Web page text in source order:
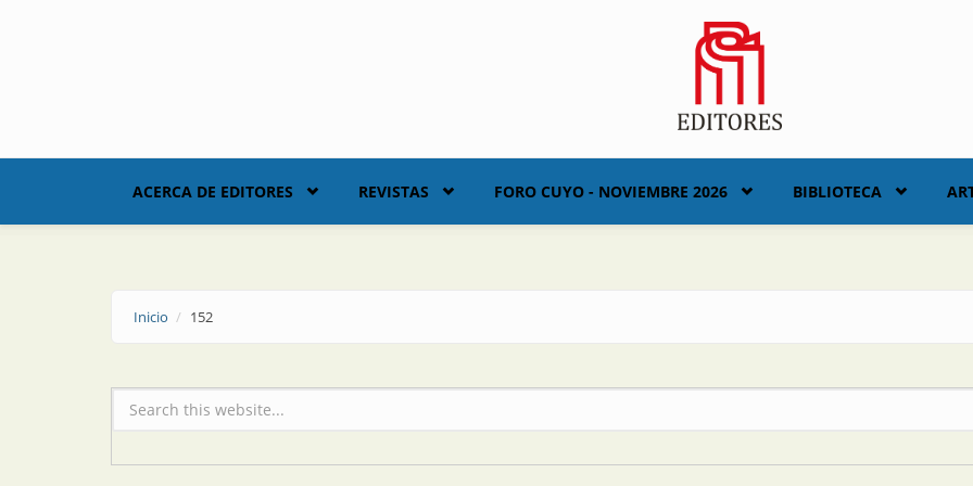
ACERCA DE EDITORES REVISTAS FORO CUYO - NOVIEMBRE 2026 BIBLIOTECA
Inicio 152
Formulario de búsqueda